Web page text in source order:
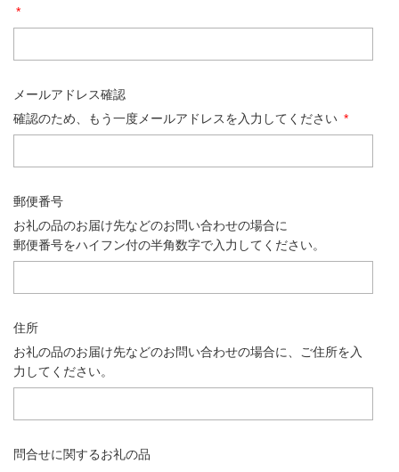
*
メールアドレス確認
確認のため、もう一度メールアドレスを入力してください *
郵便番号
お礼の品のお届け先などのお問い合わせの場合に
郵便番号をハイフン付の半角数字で入力してください。
住所
お礼の品のお届け先などのお問い合わせの場合に、ご住所を入
力してください。
問合せに関するお礼の品